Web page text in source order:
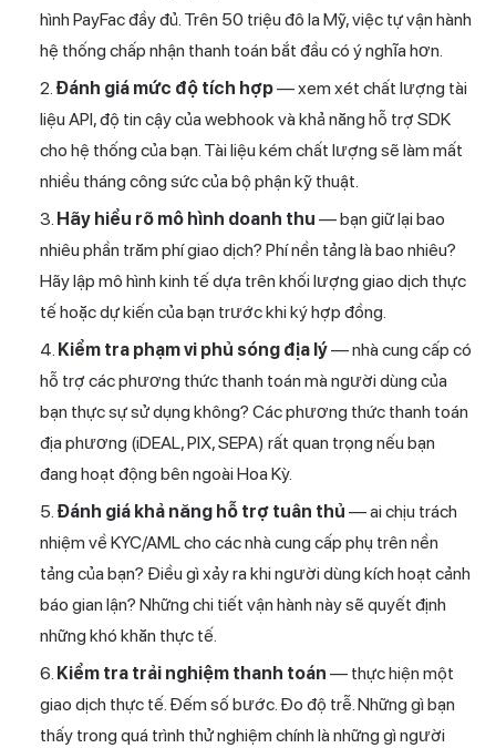
hình PayFac đầy đủ. Trên 50 triệu đô la Mỹ, việc tự vận hành
hệ thống chấp nhận thanh toán bắt đầu có ý nghĩa hơn.
Đánh giá mức độ tích hợp— xem xét chất lượng tài
liệu API, độ tin cậy của webhook và khả năng hỗ trợ SDK
cho hệ thống của bạn. Tài liệu kém chất lượng sẽ làm mất
nhiều tháng công sức của bộ phận kỹ thuật.
Hãy hiểu rõ mô hình doanh thu — bạn giữ lại bao
nhiêu phần trăm phí giao dịch? Phí nền tảng là bao nhiêu?
Hãy lập mô hình kinh tế dựa trên khối lượng giao dịch thực
tế hoặc dự kiến của bạn trước khi ký hợp đồng.
Kiểm tra phạm vi phủ sóng địa lý— nhà cung cấp có
hỗ trợ các phương thức thanh toán mà người dùng của
bạn thực sự sử dụng không? Các phương thức thanh toán
địa phương (iDEAL, PIX, SEPA) rất quan trọng nếu bạn
đang hoạt động bên ngoài Hoa Kỳ.
Đánh giá khả năng hỗ trợ tuân thủ — ai chịu trách
nhiệm về KYC/AML cho các nhà cung cấp phụ trên nền
tảng của bạn? Điều gì xảy ra khi người dùng kích hoạt cảnh
báo gian lận? Những chi tiết vận hành này sẽ quyết định
những khó khăn thực tế.
Kiểm tra trải nghiệm thanh toán — thực hiện một
giao dịch thực tế. Đếm số bước. Đo độ trễ. Những gì bạn
thấy trong quá trình thử nghiệm chính là những gì người